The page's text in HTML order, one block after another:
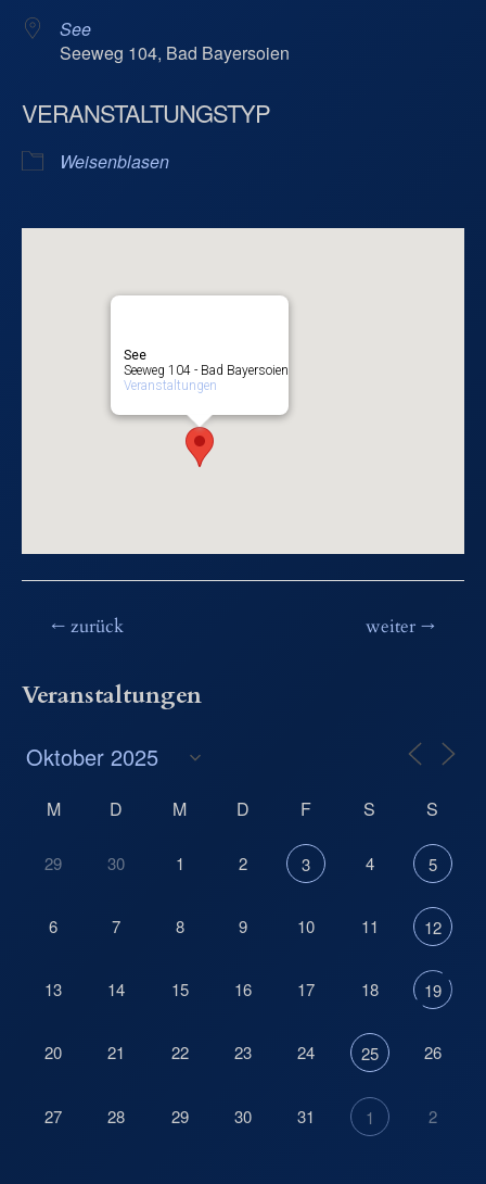
See
Seeweg 104, Bad Bayersoien
VERANSTALTUNGSTYP
Weisenblasen
See
Seeweg 104 - Bad Bayersoien
Veranstaltungen
Beitragsnavigation
←zurück weiter→
Veranstaltungen
M D M D F S S
29 30 1 2 3 4 5
6 7 8 9 10 11 12
13 14 15 16 17 18 19
20 21 22 23 24 25 26
27 28 29 30 31 1 2